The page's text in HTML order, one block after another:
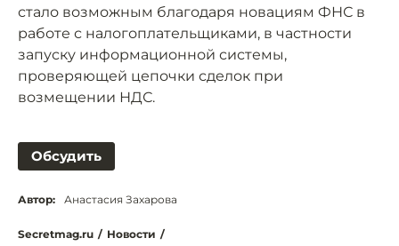
стало возможным благодаря новациям ФНС в
работе с налогоплательщиками, в частности
запуску информационной системы,
проверяющей цепочки сделок при
возмещении НДС.
Обсудить
Автор: Анастасия Захарова
Secretmag.ru / Новости /